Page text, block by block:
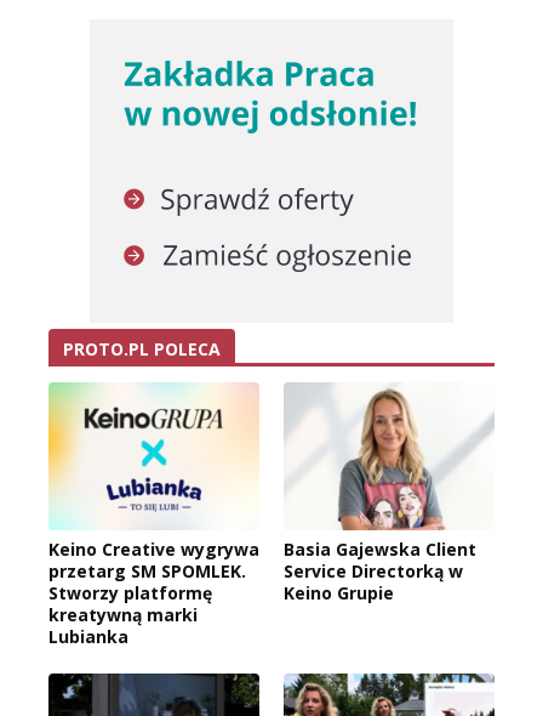
PROTO.PL POLECA
Keino Creative wygrywa
przetarg SM SPOMLEK.
Stworzy platformę
kreatywną marki
Lubianka
Basia Gajewska Client
Service Directorką w
Keino Grupie